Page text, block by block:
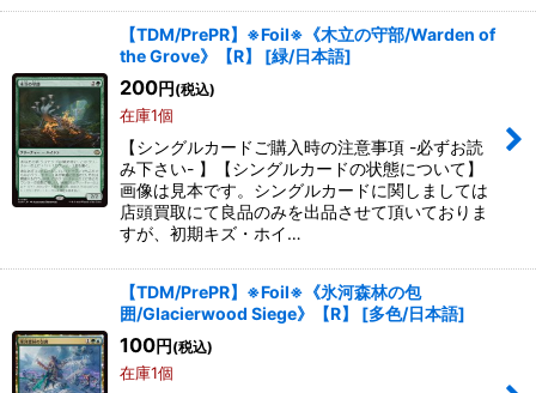
【TDM/PrePR】※Foil※《木立の守部/Warden of
the Grove》【R】
[緑/日本語]
200円 (税込)
在庫1個
【シングルカードご購入時の注意事項 -必ずお読
み下さい- 】【シングルカードの状態について】
画像は見本です。シングルカードに関しましては
店頭買取にて良品のみを出品させて頂いておりま
すが、初期キズ・ホイ…
【TDM/PrePR】※Foil※《氷河森林の包
囲/Glacierwood Siege》【R】
[多色/日本語]
100円 (税込)
在庫1個